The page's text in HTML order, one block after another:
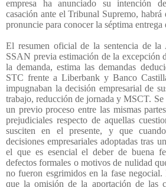
empresa ha anunciado su intención
casación ante el Tribunal Supremo, habrá
pronuncie para conocer la séptima entrega
El resumen oficial de la sentencia de
SSAN previa estimación de la excepción
la demanda, estima las demandas
STC frente a Liberbank y Banco
impugnaban la decisión empresarial de
trabajo, reducción de jornada y MSCT. Se
un previo proceso entre las mismas
prejudiciales respecto de aquellas
susciten en el presente, y que
decisiones empresariales adoptadas tras
el que es esencial el deber de buena
defectos formales o motivos de nulidad
no fueron esgrimidos en la fase negocial.
que la omisión de la aportación de las